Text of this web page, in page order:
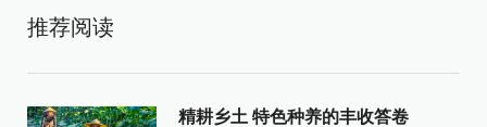
推荐阅读
精耕乡土 特色种养的丰收答卷